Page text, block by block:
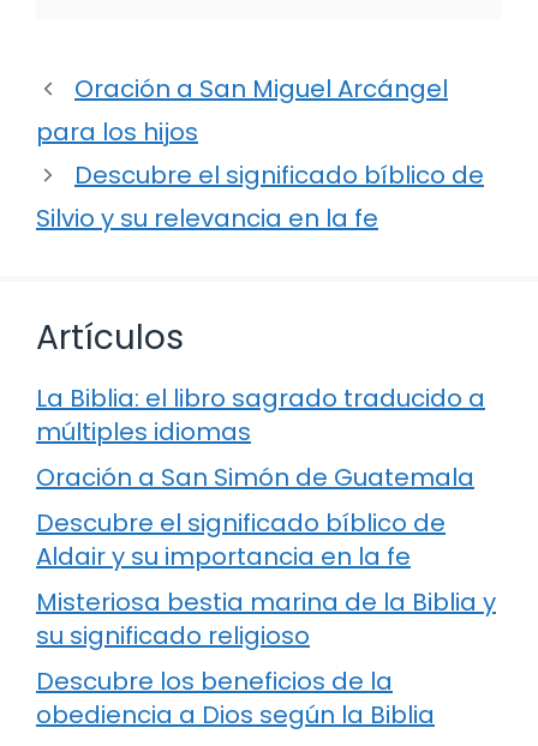
Oración a San Miguel Arcángel
para los hijos
Descubre el significado bíblico de
Silvio y su relevancia en la fe
Artículos
La Biblia: el libro sagrado traducido a
múltiples idiomas
Oración a San Simón de Guatemala
Descubre el significado bíblico de
Aldair y su importancia en la fe
Misteriosa bestia marina de la Biblia y
su significado religioso
Descubre los beneficios de la
obediencia a Dios según la Biblia